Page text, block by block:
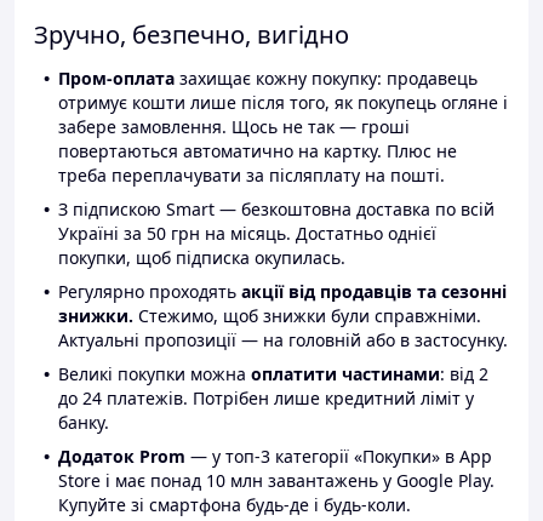
Зручно, безпечно, вигідно
Пром-оплата захищає кожну покупку: продавець
отримує кошти лише після того, як покупець огляне і
забере замовлення. Щось не так — гроші
повертаються автоматично на картку. Плюс не
треба переплачувати за післяплату на пошті.
З підпискою Smart — безкоштовна доставка по всій
Україні за 50 грн на місяць. Достатньо однієї
покупки, щоб підписка окупилась.
Регулярно проходять акції від продавців та сезонні
знижки. Стежимо, щоб знижки були справжніми.
Актуальні пропозиції — на головній або в застосунку.
Великі покупки можна оплатити частинами: від 2
до 24 платежів. Потрібен лише кредитний ліміт у
банку.
Додаток Prom — у топ-3 категорії «Покупки» в App
Store і має понад 10 млн завантажень у Google Play.
Купуйте зі смартфона будь-де і будь-коли.